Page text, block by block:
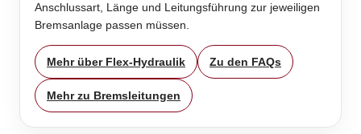
Anschlussart, Länge und Leitungsführung zur jeweiligen
Bremsanlage passen müssen.
Mehr über Flex-Hydraulik Zu den FAQs
Mehr zu Bremsleitungen